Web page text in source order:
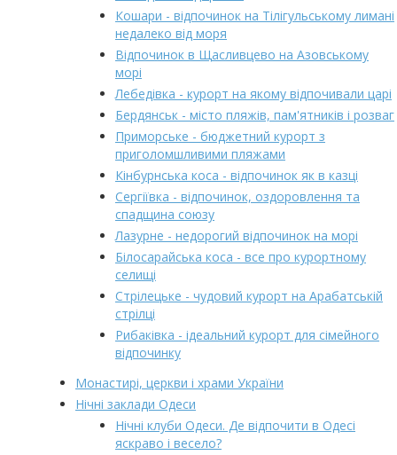
Кошари - відпочинок на Тілігульському лимані
недалеко від моря
Відпочинок в Щасливцево на Азовському
морі
Лебедівка - курорт на якому відпочивали царі
Бердянськ - місто пляжів, пам'ятників і розваг
Приморське - бюджетний курорт з
приголомшливими пляжами
Кінбурнська коса - відпочинок як в казці
Сергіївка - відпочинок, оздоровлення та
спадщина союзу
Лазурне - недорогий відпочинок на морі
Білосарайська коса - все про курортному
селищі
Стрілецьке - чудовий курорт на Арабатській
стрілці
Рибаківка - ідеальний курорт для сімейного
відпочинку
Монастирі, церкви і храми України
Нічні заклади Одеси
Нічні клуби Одеси. Де відпочити в Одесі
яскраво і весело?